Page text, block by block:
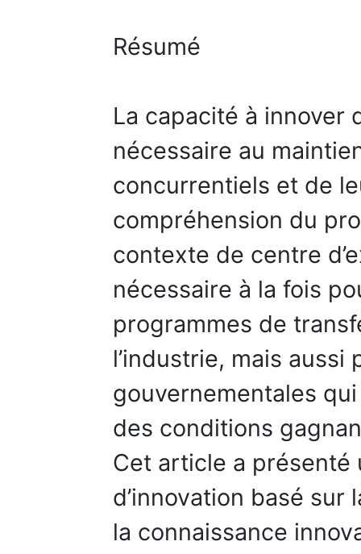
Résumé
La capacité à innover
nécessaire au
concurrentiels et de
compréhension du
contexte de centre
nécessaire à la fois
programmes de
l’industrie, mais aussi
gouvernementales
des conditions
Cet article a présenté
d’innovation basé
la connaissance